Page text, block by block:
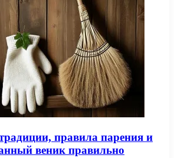
правила парения и
веник правильно